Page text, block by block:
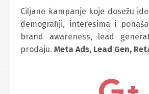
Ciljane kampanje koje dosežu
demografiji, interesima i
brand awareness, lead
prodaju. Meta Ads, Lead Gen,